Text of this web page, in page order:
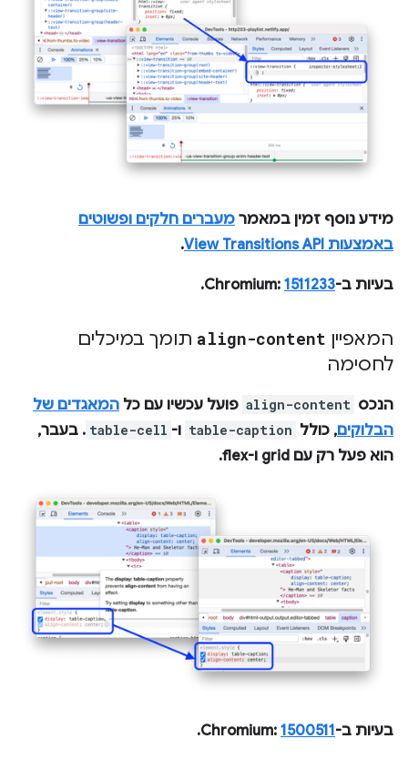
מידע נוסף זמין במאמר מעברים חלקים ופשוטים
באמצעות View Transitions API
.
בעיות ב-Chromium:1511233
.
המאפיין align-content תומך במיכלים
לחסימה
הנכס align-content פועל עכשיו עם כל המאגדים של
הבלוקים, כולל table-caption ו- table-cell . בעבר,
הוא פעל רק עם grid ו-flex.
בעיות ב-Chromium:1500511
.